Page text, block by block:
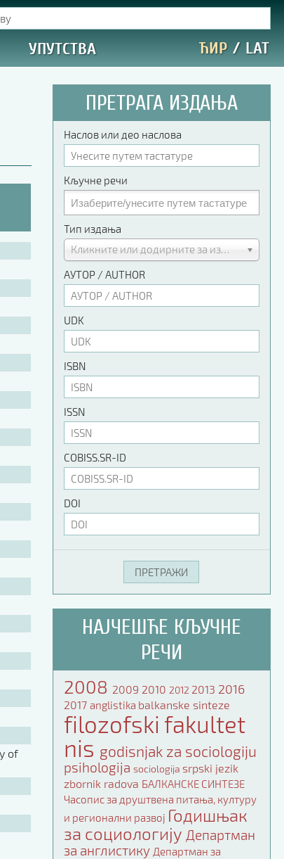
УПУТСТВА ЋИР / LAT
of
ПРЕТРАГА ИЗДАЊА
Наслов или део наслова
Кључне речи
Тип издања
Кликните или додирните за избор
АУТОР / AUTHOR
UDK
ISBN
ISSN
COBISS.SR-ID
DOI
НАЈЧЕШЋЕ КЉУЧНЕ
РЕЧИ
2008 2009 2010 2012 2013 2016
2017 anglistika balkanske sinteze
filozofski fakultet
nis godisnjak za sociologiju
psihologija sociologija srpski jezik
zbornik radova БАЛКАНСКЕ СИНТЕЗЕ
Часопис за друштвена питања, културу
и регионални развој Годишњак
за социологију Департман
за англистику Департман за